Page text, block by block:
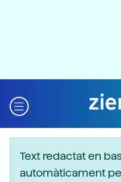
Text redactat en
automàticament